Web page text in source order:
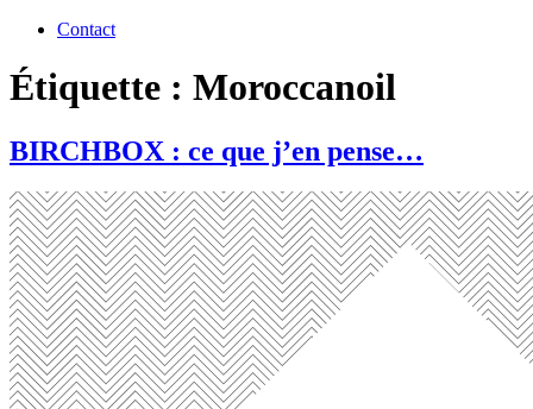
Contact
Étiquette : Moroccanoil
BIRCHBOX : ce que j’en pense…